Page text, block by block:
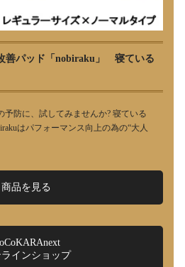
善パッド「nobiraku」 寝ている
予防に、試してみませんか? 寝ている
はパフォーマンス向上の為の“大人
商品を見る
ラインショップ